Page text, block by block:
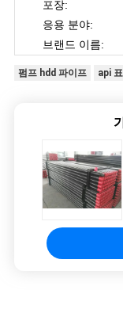
포장:
응용 분야:
브랜드 이름:
펌프 hdd 파이프 api